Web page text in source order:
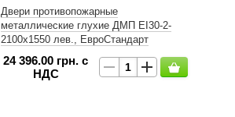
Двери противопожарные
металлические глухие ДМП ЕІ30-2-
2100х1550 лев., ЕвроСтандарт
24 396.00 грн. с
НДС